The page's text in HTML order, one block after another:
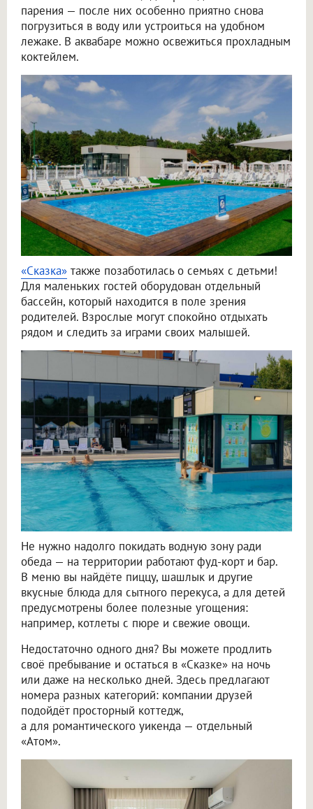
парения — после них особенно приятно снова
погрузиться в воду или устроиться на удобном
лежаке. В аквабаре можно освежиться прохладным
коктейлем.
«Сказка» также позаботилась о семьях с детьми!
Для маленьких гостей оборудован отдельный
бассейн, который находится в поле зрения
родителей. Взрослые могут спокойно отдыхать
рядом и следить за играми своих малышей.
Не нужно надолго покидать водную зону ради
обеда — на территории работают фуд-корт и бар.
В меню вы найдёте пиццу, шашлык и другие
вкусные блюда для сытного перекуса, а для детей
предусмотрены более полезные угощения:
например, котлеты с пюре и свежие овощи.
Недостаточно одного дня? Вы можете продлить
своё пребывание и остаться в «Сказке» на ночь
или даже на несколько дней. Здесь предлагают
номера разных категорий: компании друзей
подойдёт просторный коттедж,
а для романтического уикенда — отдельный
«Атом».